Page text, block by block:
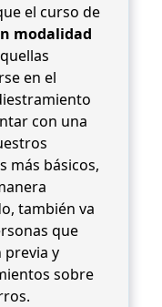
el curso de
modalidad
en el
con una
más básicos,
también va
que
y
sobre